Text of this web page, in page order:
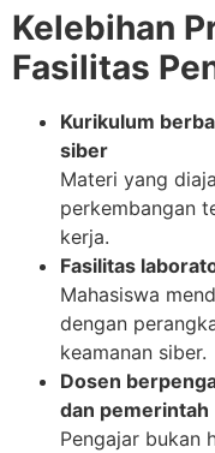
Kelebihan
Fasilitas
Kurikulum
siber
Materi yang
perkembangan
kerja.
Fasilitas
Mahasiswa
dengan
keamanan siber.
Dosen
dan pemerintah
Pengajar bukan